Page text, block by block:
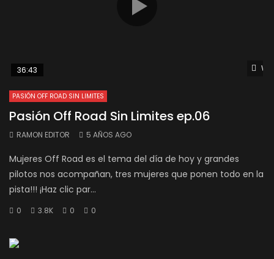
36:43
PASIÓN OFF ROAD SIN LIMITES
Pasión Off Road Sin Limites ep.06
RAMON EDITOR 5 AÑOS AGO
Mujeres Off Road es el tema del día de hoy y grandes
pilotos nos acompañan, tres mujeres que ponen todo en la
pista!!! ¡Haz clic par...
0 3.8K 0 0